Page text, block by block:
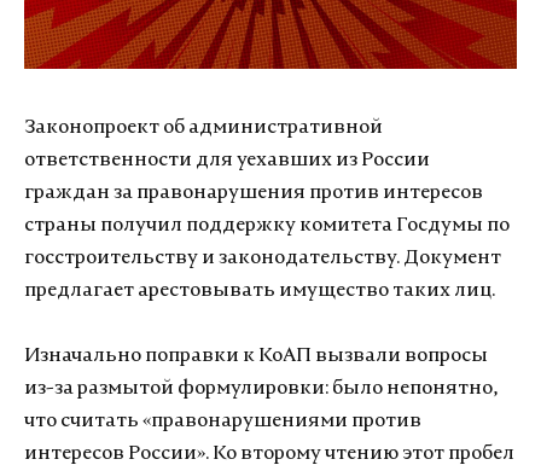
Законопроект об административной
ответственности для уехавших из России
граждан за правонарушения против интересов
страны получил поддержку комитета Госдумы по
госстроительству и законодательству. Документ
предлагает арестовывать имущество таких лиц.
Изначально поправки к КоАП вызвали вопросы
из-за размытой формулировки: было непонятно,
что считать «правонарушениями против
интересов России». Ко второму чтению этот пробел